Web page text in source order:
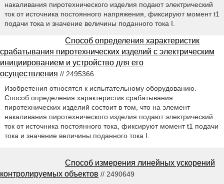
накаливания пиротехнического изделия подают электрический
ток от источника постоянного напряжения, фиксируют момент t1
подачи тока и значение величины поданного тока I.
Способ определения характеристик
срабатывания пиротехнических изделий с электрическим
инициированием и устройство для его
осуществления // 2495366
Изобретения относятся к испытательному оборудованию.
Способ определения характеристик срабатывания
пиротехнических изделий состоит в том, что на элемент
накаливания пиротехнического изделия подают электрический
ток от источника постоянного тока, фиксируют момент t1 подачи
тока и значение величины поданного тока I.
Способ измерения линейных ускорений
контролируемых объектов // 2490649